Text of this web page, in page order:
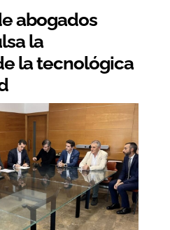
abogados
la
la tecnológica